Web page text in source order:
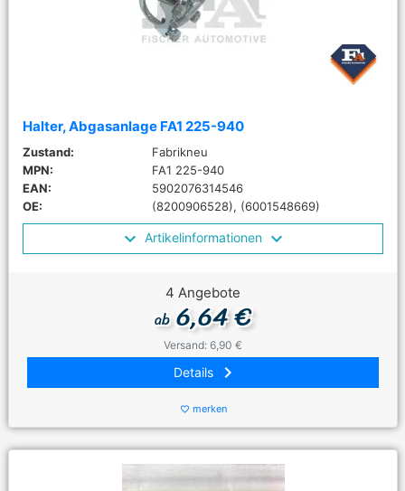
Halter, Abgasanlage FA1 225-940
Zustand:
Fabrikneu
MPN:
FA1 225-940
EAN:
5902076314546
OE:
(8200906528), (6001548669)
Artikelinformationen
4 Angebote
ab6,64 €
Versand: 6,90 €
Details keyboard_arrow_right
favorite_border merken